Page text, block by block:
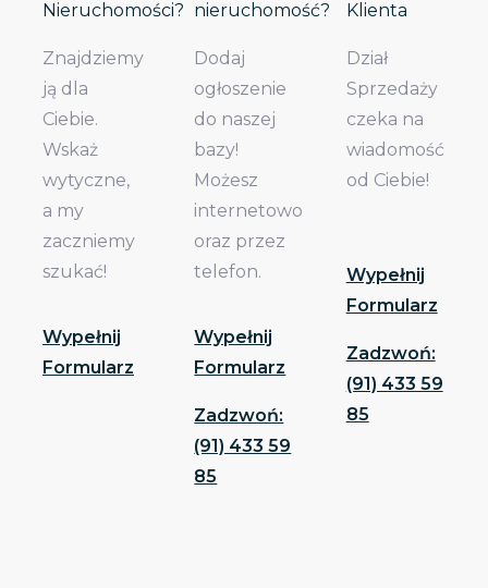
Nieruchomości?
Znajdziemy
ją dla
Ciebie.
Wskaż
wytyczne,
a my
zaczniemy
szukać!
Wypełnij
Formularz
nieruchomość?
Dodaj
ogłoszenie
do naszej
bazy!
Możesz
internetowo
oraz przez
telefon.
Wypełnij
Formularz
Zadzwoń:
(91) 433 59
85
Klienta
Dział
Sprzedaży
czeka na
wiadomość
od Ciebie!
Wypełnij
Formularz
Zadzwoń:
(91) 433 59
85